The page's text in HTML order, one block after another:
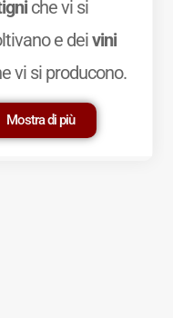
che vi si
e deivini
vi si producono.
Mostra di più